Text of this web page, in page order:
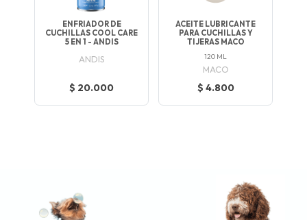
ENFRIADOR DE
CUCHILLAS COOL CARE
5 EN 1 - ANDIS
ANDIS
$ 20.000
ACEITE LUBRICANTE
PARA CUCHILLAS Y
TIJERAS MACO
120 ML
MACO
$ 4.800